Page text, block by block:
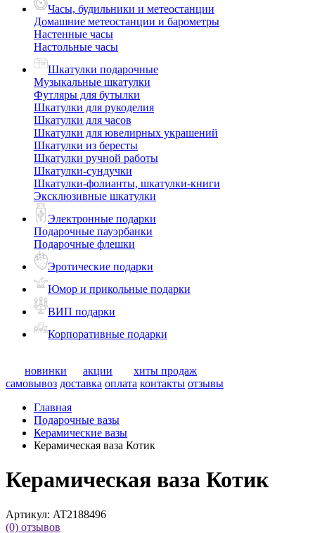
Часы, будильники и метеостанции
Домашние метеостанции и барометры
Настенные часы
Настольные часы
Шкатулки подарочные
Музыкальные шкатулки
Футляры для бутылки
Шкатулки для рукоделия
Шкатулки для часов
Шкатулки для ювелирных украшений
Шкатулки из бересты
Шкатулки ручной работы
Шкатулки-сундучки
Шкатулки-фолианты, шкатулки-книги
Эксклюзивные шкатулки
Электронные подарки
Подарочные пауэрбанки
Подарочные флешки
Эротические подарки
Юмор и прикольные подарки
ВИП подарки
Корпоративные подарки
новинки акции
хиты продаж
самовывоз доставка оплата контакты отзывы
Главная
Подарочные вазы
Керамические вазы
Керамическая ваза Котик
Керамическая ваза Котик
Артикул: AT2188496
(0) отзывов